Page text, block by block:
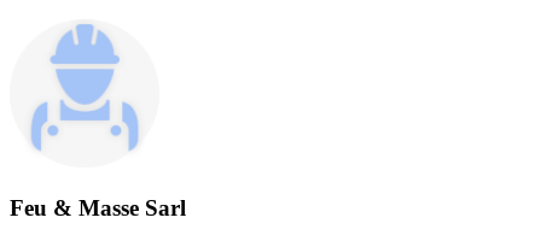
Feu & Masse Sarl